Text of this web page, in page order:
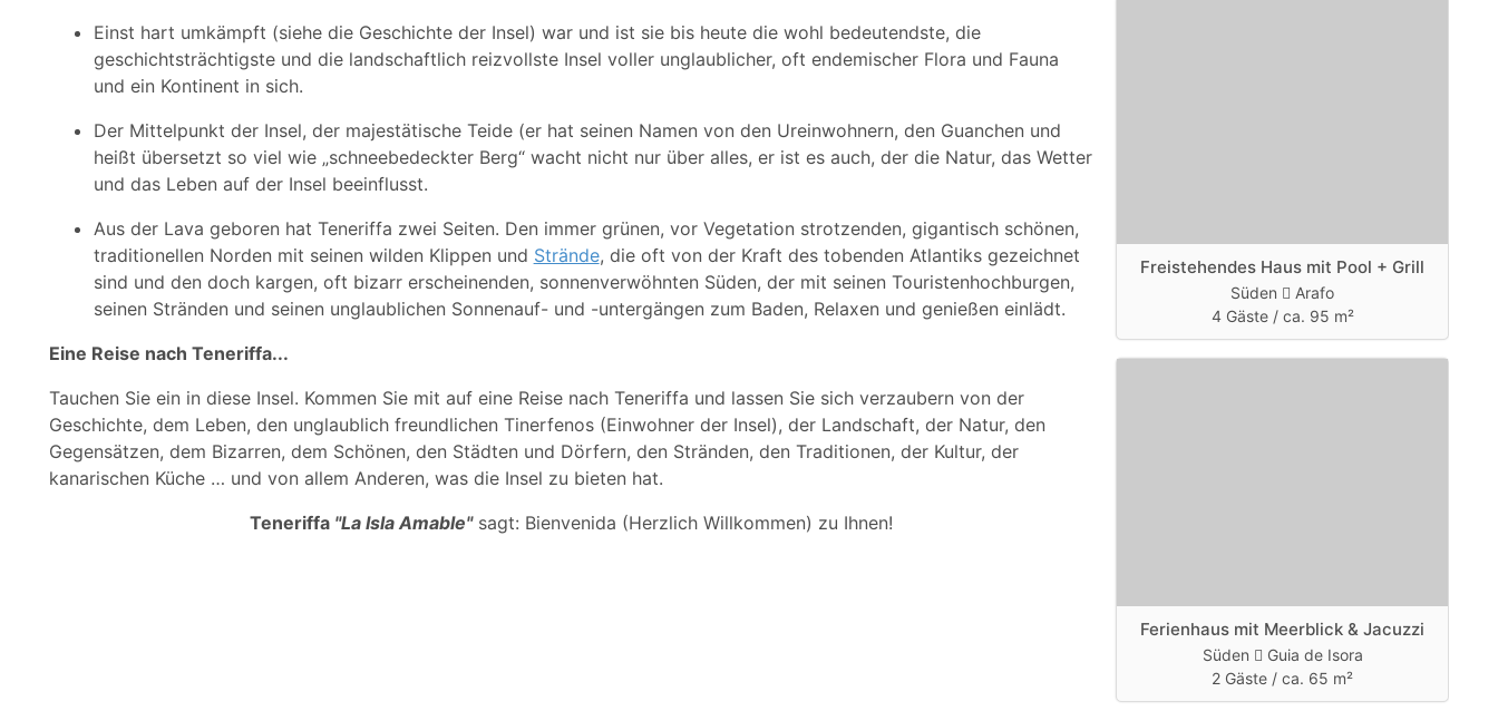
Einst hart umkämpft (siehe die Geschichte der Insel) war und ist sie bis heute die wohl bedeutendste, die
geschichtsträchtigste und die landschaftlich reizvollste Insel voller unglaublicher, oft endemischer Flora und Fauna
und ein Kontinent in sich.
Der Mittelpunkt der Insel, der majestätische Teide (er hat seinen Namen von den Ureinwohnern, den Guanchen und
heißt übersetzt so viel wie „schneebedeckter Berg“ wacht nicht nur über alles, er ist es auch, der die Natur, das Wetter
und das Leben auf der Insel beeinflusst.
Aus der Lava geboren hat Teneriffa zwei Seiten. Den immer grünen, vor Vegetation strotzenden, gigantisch schönen,
traditionellen Norden mit seinen wilden Klippen und Strände, die oft von der Kraft des tobenden Atlantiks gezeichnet
sind und den doch kargen, oft bizarr erscheinenden, sonnenverwöhnten Süden, der mit seinen Touristenhochburgen,
seinen Stränden und seinen unglaublichen Sonnenauf- und -untergängen zum Baden, Relaxen und genießen einlädt.
Eine Reise nach Teneriffa...
Tauchen Sie ein in diese Insel. Kommen Sie mit auf eine Reise nach Teneriffa und lassen Sie sich verzaubern von der
Geschichte, dem Leben, den unglaublich freundlichen Tinerfenos (Einwohner der Insel), der Landschaft, der Natur, den
Gegensätzen, dem Bizarren, dem Schönen, den Städten und Dörfern, den Stränden, den Traditionen, der Kultur, der
kanarischen Küche … und von allem Anderen, was die Insel zu bieten hat.
Teneriffa "La Isla Amable"sagt: Bienvenida (Herzlich Willkommen) zu Ihnen!
Freistehendes Haus mit Pool + Grill
Süden
Arafo
4 Gäste / ca. 95 m²
Ferienhaus mit Meerblick & Jacuzzi
Süden
Guia de Isora
2 Gäste /ca. 65 m²